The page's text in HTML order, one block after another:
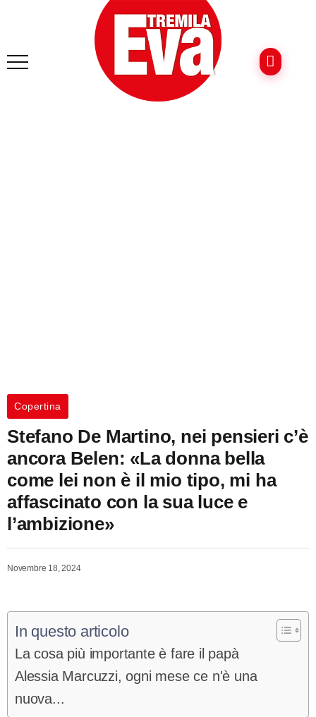
Copertina
Stefano De Martino, nei pensieri c’è
ancora Belen: «La donna bella
come lei non è il mio tipo, mi ha
affascinato con la sua luce e
l’ambizione»
Novembre 18, 2024
In questo articolo
La cosa più importante è fare il papà
Alessia Marcuzzi, ogni mese ce n'è una
nuova...